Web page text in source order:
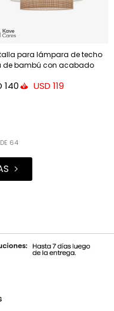
para lámpara de techo
de bambú con acabado
140 USD 119
64